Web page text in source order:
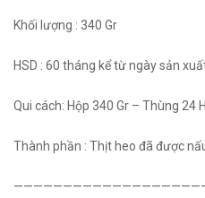
Khối lượng : 340 Gr
HSD : 60 tháng kể từ ngày sản
Qui cách: Hộp 340 Gr – Thùng 24
Thành phần : Thịt heo đã được